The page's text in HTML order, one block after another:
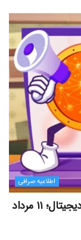
اطلاعیه صرافی
اطلاعیه و اتفاقات مهم صرافی‌های ایرانی ارز دیجیتال؛ ۱۱ مرداد